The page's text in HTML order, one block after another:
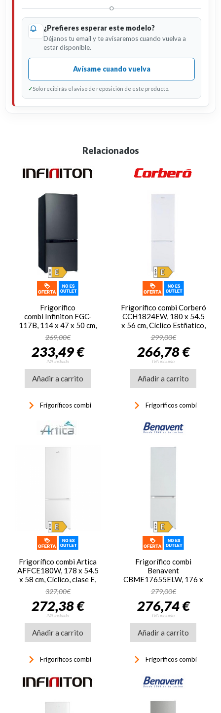
O
¿Prefieres esperar este modelo?
Déjanos tu email y te avisaremos cuando vuelva a
estar disponible.
Avísame cuando vuelva
✓Solo recibirás el aviso de reposición de este producto.
Relacionados
Frigorífico
combi Infiniton FGC-
117B, 114 x 47 x 50 cm,
SmartFrost, clase E, 168
kWh/año, 39dB, 117
litros, reversible, Dark
inox
269,00€
233,49 €
IVA incluido
Añadir a carrito
keyboard_arrow_right Frigoríficos combi
Frigorífico combi Corberó
CCH1824EW, 180 x 54.5
x 56 cm, Cíclico Estñatico,
clase E, 210 kWh/año,
40dB, 262 litros,
reversible, blanco
299,00€
266,78 €
IVA incluido
Añadir a carrito
keyboard_arrow_right Frigoríficos combi
Frigorífico combi Artica
AFFCE180W, 178 x 54.5
x 58 cm, Cíclico, clase E,
204 kWh/año, 39dB, 259
litros, blanco
327,00€
272,38 €
IVA incluido
Añadir a carrito
keyboard_arrow_right Frigoríficos combi
Frigorífico combi
Benavent
CBME17655ELW, 176 x
54 x 55 cm, Cíclico, frío
estático, clase E, 215
kWh/año, 39dB, 262
litros, control electrónico,
luz interior, estantes
cristal, cajón verduras,
huevera, patas
blanco
279,00€
276,74 €
IVA incluido
Añadir a carrito
keyboard_arrow_right Frigoríficos combi